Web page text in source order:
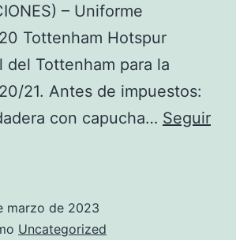
– Uniforme
Tottenham Hotspur
del Tottenham para la
21. Antes de impuestos:
con capucha… Seguir
marzo de 2023
Uncategorized